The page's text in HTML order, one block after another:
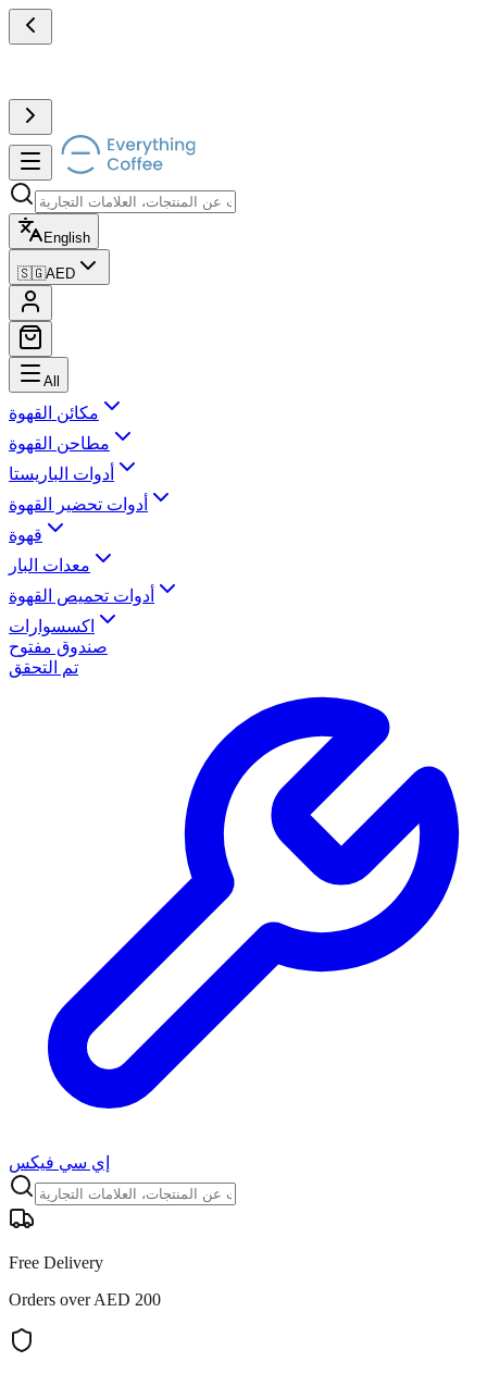
English
🇸🇬AED
All
مكائن القهوة
مطاحن القهوة
أدوات الباريستا
أدوات تحضير القهوة
قهوة
معدات البار
أدوات تحميص القهوة
اكسسوارات
صندوق مفتوح
تم التحقق
إي سي فيكس
Free Delivery
Orders over AED 200